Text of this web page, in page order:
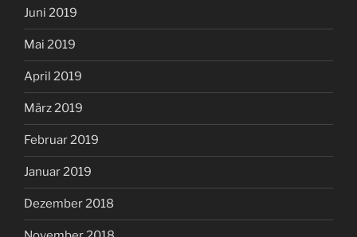
Juni 2019
Mai 2019
April 2019
März 2019
Februar 2019
Januar 2019
Dezember 2018